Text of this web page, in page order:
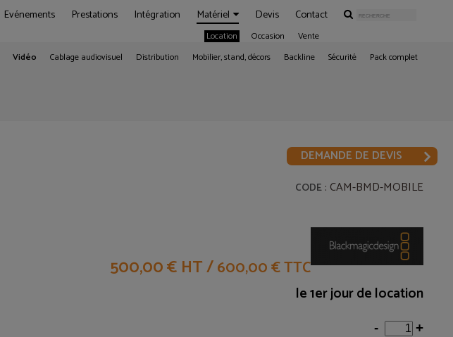
Evénements Prestations Intégration Matériel
Location Occasion Vente
Devis Contact
Vidéo Cablage audiovisuel Distribution Mobilier, stand, décors Backline Sécurité Pack complet
DEMANDE DE DEVIS
CODE : CAM-BMD-MOBILE
500,00 € HT/600,00 € TTC
le 1er jour de location
- +